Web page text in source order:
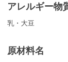
アレルギー物
乳・大豆
原材料名